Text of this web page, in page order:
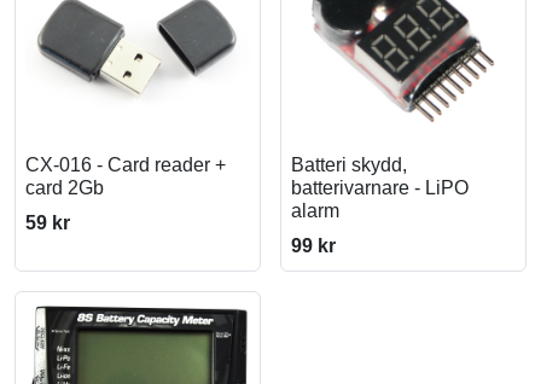
CX-016 - Card reader +
card 2Gb
59 kr
Batteri skydd,
batterivarnare - LiPO
alarm
99 kr